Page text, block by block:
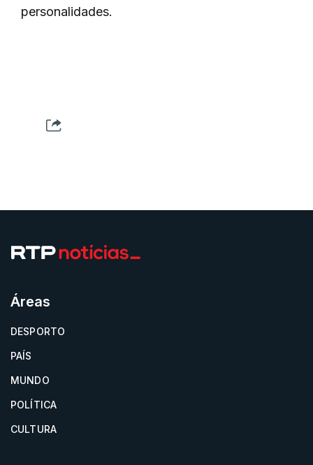
personalidades.
Áreas
DESPORTO
PAÍS
MUNDO
POLÍTICA
CULTURA